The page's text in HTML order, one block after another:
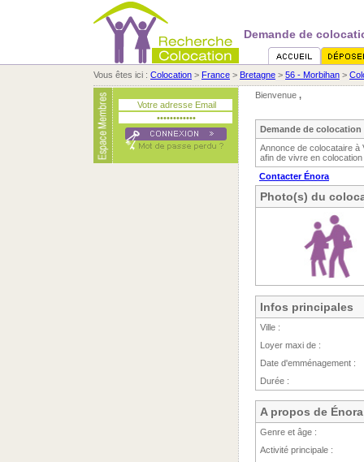
Demande de
Vous êtes ici : Colocation > France > Bretagne > 56 - Morbihan >
Bienvenue ,
Demande de colocation
Annonce de colocataire à
afin de vivre en colocation
Contacter Énora
Photo(s) du
Infos principales
Ville :
Loyer maxi de :
Date d'emménagement :
Durée :
A propos de Énora
Genre et âge :
Activité principale :